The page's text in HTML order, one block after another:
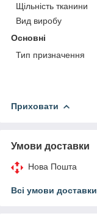
Щільність тканини
Вид виробу
Основні
Тип призначення
Приховати
Умови доставки
Нова Пошта
Всі умови доставки